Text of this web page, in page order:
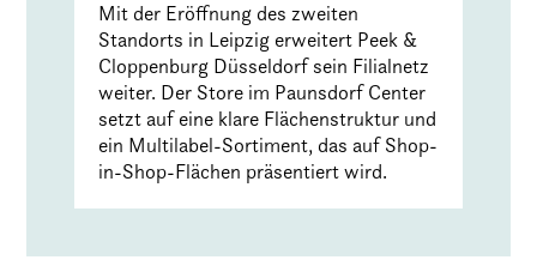
Mit der Eröffnung des zweiten
Standorts in Leipzig erweitert Peek &
Cloppenburg Düsseldorf sein Filialnetz
weiter. Der Store im Paunsdorf Center
setzt auf eine klare Flächenstruktur und
ein Multilabel-Sortiment, das auf Shop-
in-Shop-Flächen präsentiert wird.